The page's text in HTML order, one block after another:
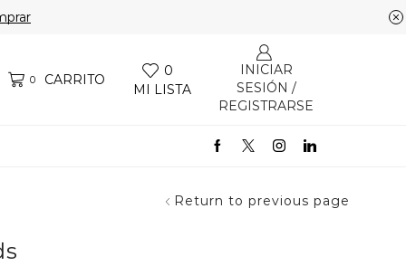
0 CARRITO
0
MI LISTA
INICIAR
SESIÓN /
REGISTRARSE
Return to previous page